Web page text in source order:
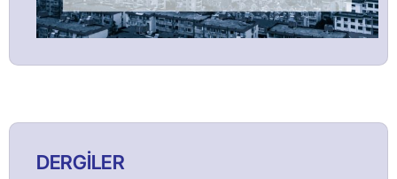
DERGİLER